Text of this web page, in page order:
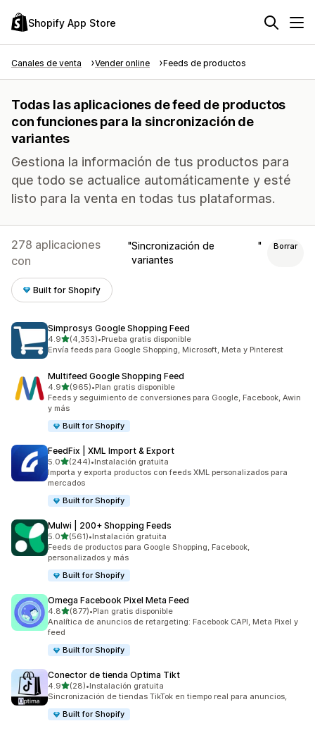
Shopify App Store
Canales de venta Vender online Feeds de productos
Todas las aplicaciones de feed de productos
con funciones para la sincronización de
variantes
Gestiona la información de tus productos para
que todo se actualice automáticamente y esté
listo para la venta en todas tus plataformas.
278 aplicaciones
con
Sincronización de
variantes
Borrar
Built for Shopify
Simprosys Google Shopping Feed
4.9de 5 estrellas
(4,353)
4353 reseñas en total
•Prueba gratis disponible
Envía feeds para Google Shopping, Microsoft, Meta y Pinterest
Multifeed Google Shopping Feed
4.9de 5 estrellas
(965)
965 reseñas en total
•Plan gratis disponible
Feeds y seguimiento de conversiones para Google, Facebook, Awin
y más
Built for Shopify
FeedFix | XML Import & Export
5.0de 5 estrellas
(244)
244 reseñas en total
•Instalación gratuita
Importa y exporta productos con feeds XML personalizados para
mercados
Built for Shopify
Mulwi | 200+ Shopping Feeds
5.0de 5 estrellas
(561)
561 reseñas en total
•Instalación gratuita
Feeds de productos para Google Shopping, Facebook,
personalizados y más
Built for Shopify
Omega Facebook Pixel Meta Feed
4.8de 5 estrellas
(877)
877 reseñas en total
•Plan gratis disponible
Analítica de anuncios de retargeting: Facebook CAPI, Meta Pixel y
feed
Built for Shopify
Conector de tienda Optima Tikt
4.9de 5 estrellas
(28)
28 reseñas en total
•Instalación gratuita
Sincronización de tiendas TikTok en tiempo real para anuncios,
Built for Shopify